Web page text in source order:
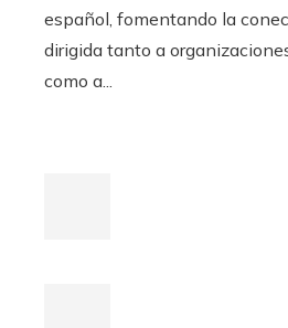
español, fomentando la
dirigida tanto a
como a...